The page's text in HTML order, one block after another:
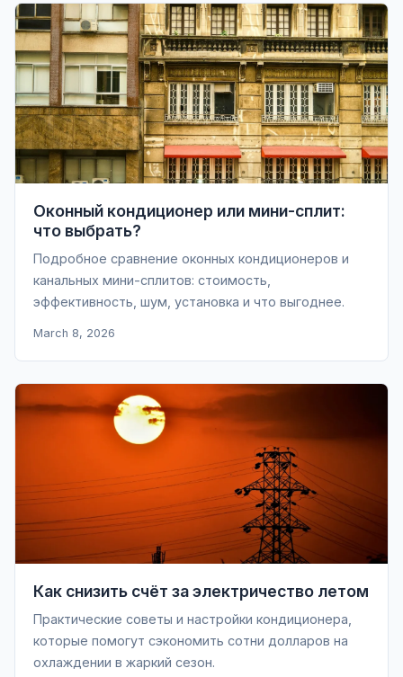
Оконный кондиционер или мини-сплит:
что выбрать?
Подробное сравнение оконных кондиционеров и
канальных мини-сплитов: стоимость,
эффективность, шум, установка и что выгоднее.
March 8, 2026
Как снизить счёт за электричество летом
Практические советы и настройки кондиционера,
которые помогут сэкономить сотни долларов на
охлаждении в жаркий сезон.